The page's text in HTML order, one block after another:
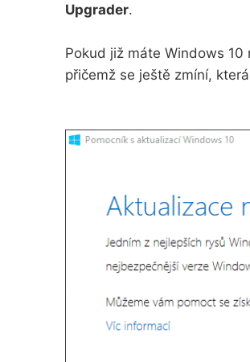
Upgrader.
Pokud již máte Windows
přičemž se ještě zmíní,